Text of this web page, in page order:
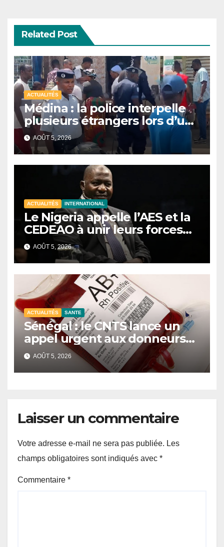
Related Post
ACTUALITÉS
Médina : la police interpelle
plusieurs étrangers lors d’une
opération de sécurisation
AOÛT 5, 2026
ACTUALITÉS INTERNATIONAL
Le Nigeria appelle l’AES et la
CEDEAO à unir leurs forces
contre le terrorisme
AOÛT 5, 2026
ACTUALITÉS SANTE
Sénégal : le CNTS lance un
appel urgent aux donneurs
face à une pénurie de sang.
AOÛT 5, 2026
Laisser un commentaire
Votre adresse e-mail ne sera pas publiée. Les
champs obligatoires sont indiqués avec *
Commentaire *